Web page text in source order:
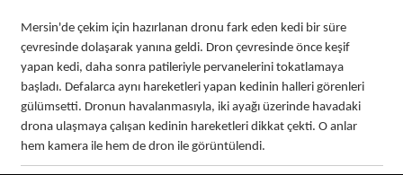
Mersin'de çekim için hazırlanan dronu fark eden kedi bir süre
çevresinde dolaşarak yanına geldi. Dron çevresinde önce keşif
yapan kedi, daha sonra patileriyle pervanelerini tokatlamaya
başladı. Defalarca aynı hareketleri yapan kedinin halleri görenleri
gülümsetti. Dronun havalanmasıyla, iki ayağı üzerinde havadaki
drona ulaşmaya çalışan kedinin hareketleri dikkat çekti. O anlar
hem kamera ile hem de dron ile görüntülendi.